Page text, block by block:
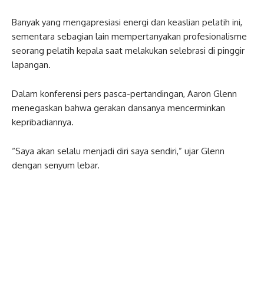
Banyak yang mengapresiasi energi dan keaslian pelatih ini,
sementara sebagian lain mempertanyakan profesionalisme
seorang pelatih kepala saat melakukan selebrasi di pinggir
lapangan.
Dalam konferensi pers pasca-pertandingan, Aaron Glenn
menegaskan bahwa gerakan dansanya mencerminkan
kepribadiannya.
“Saya akan selalu menjadi diri saya sendiri,” ujar Glenn
dengan senyum lebar.